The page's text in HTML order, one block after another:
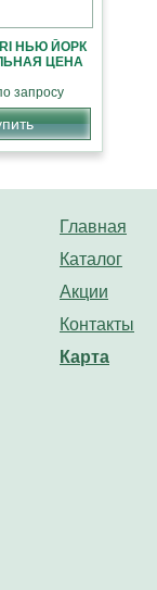
НЬЮ ЙОРК
ЦЕНА
запросу
Главная
Каталог
Акции
Контакты
Карта